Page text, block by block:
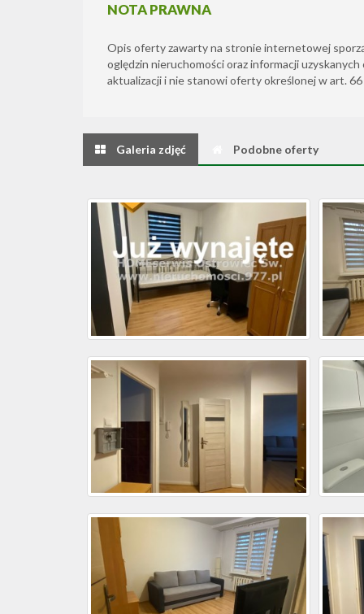
NOTA PRAWNA
Opis oferty zawarty na stronie internetowej
oględzin nieruchomości oraz informacji uzyskanych
aktualizacji i nie stanowi oferty określonej w art.
Galeria zdjęć Podobne oferty